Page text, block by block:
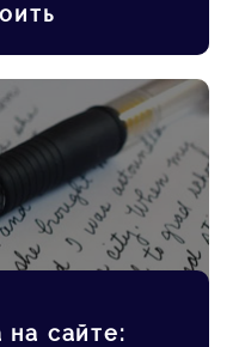
на сайте: